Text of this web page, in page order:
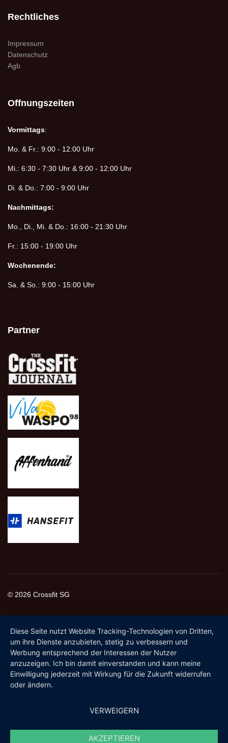
Rechtliches
Impressum
Datenschutz
Agb
Offnungszeiten
Vormittags:
Mo. & Fr.: 9:00 - 12:00 Uhr
Mi.: 6:30 - 7:30 Uhr & 9:00 - 12:00 Uhr
Di. & Do.: 7:00 - 9:00 Uhr
Nachmittags:
Mo., Di., Mi. & Do.: 16:00 - 21:30 Uhr
Fr.: 15:00 - 19:00 Uhr
Wochenende:
Sa. & So.: 9:00 - 15:00 Uhr
Partner
© 2026 Crossfit SG
Diese Seite nutzt Website Tracking-Technologien von Dritten,
um ihre Dienste anzubieten, stetig zu verbessern und
Werbung entsprechend der Interessen der Nutzer
anzuzeigen. Ich bin damit einverstanden und kann meine
Einwilligung jederzeit mit Wirkung für die Zukunft widerrufen
oder ändern.
VERWEIGERN
AKZEPTIEREN